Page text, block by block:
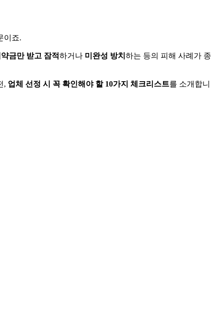
이죠.
금만 받고 잠적하거나 미완성 방치 하는 등의 피해 사례가 종
, 업체 선정 시 꼭 확인해야 할 10가지 체크리스트를 소개합니